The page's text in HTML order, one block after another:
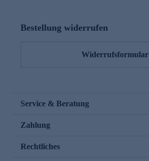
Bestellung widerrufen
Widerrufsformular
Service & Beratung
Zahlung
Rechtliches